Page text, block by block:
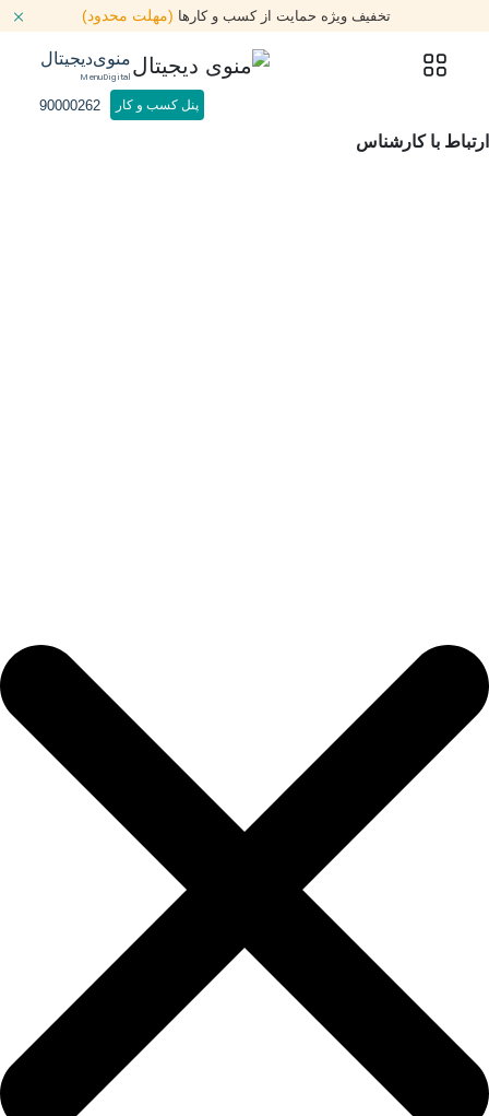
تخفیف ویژه حمایت از کسب و کارها (مهلت محدود)
منوی‌دیجیتال
MenuDigital
پنل کسب و کار
90000262
ارتباط با کارشناس